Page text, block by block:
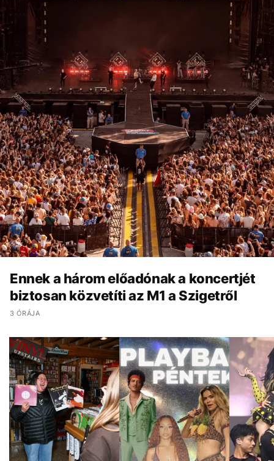
Ennek a három előadónak a koncertjét
biztosan közvetíti az M1 a Szigetről
3 ÓRÁJA